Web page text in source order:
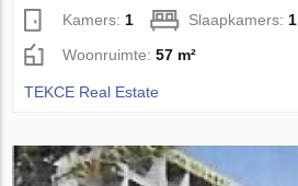
Kamers:1 Slaapkamers:1
Woonruimte:57 m²
TEKCE Real Estate